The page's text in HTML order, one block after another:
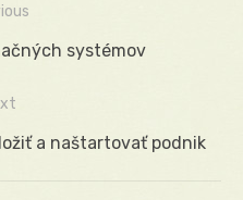
systémov
a naštartovať podnik